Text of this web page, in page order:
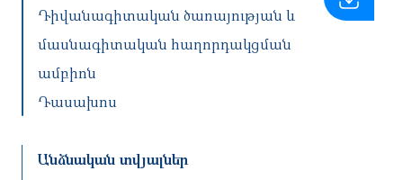
Դիվանագիտական ծառայության և
մասնագիտական հաղորդակցման
ամբիոն
Դասախոս
Անձնական տվյալներ